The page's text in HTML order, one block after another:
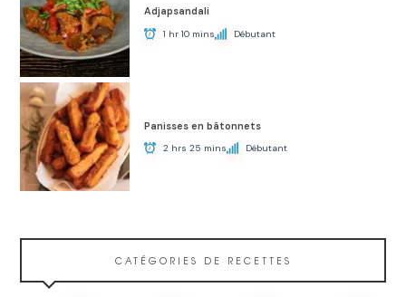
Adjapsandali
1 hr 10 mins Débutant
Panisses en bâtonnets
2 hrs 25 mins Débutant
CATÉGORIES DE RECETTES